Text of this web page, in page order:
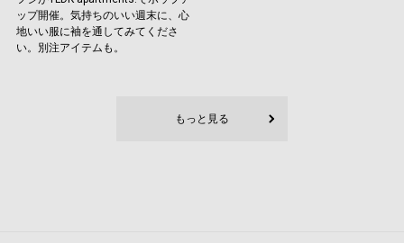
ップ開催。気持ちのいい週末に、心
地いい服に袖を通してみてくださ
い。別注アイテムも。
もっと見る